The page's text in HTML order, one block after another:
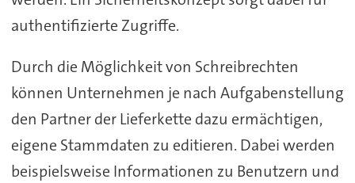
authentifizierte Zugriffe.
Durch die Möglichkeit von Schreibrechten
können Unternehmen je nach Aufgabenstellung
den Partner der Lieferkette dazu ermächtigen,
eigene Stammdaten zu editieren. Dabei werden
beispielsweise Informationen zu Benutzern und